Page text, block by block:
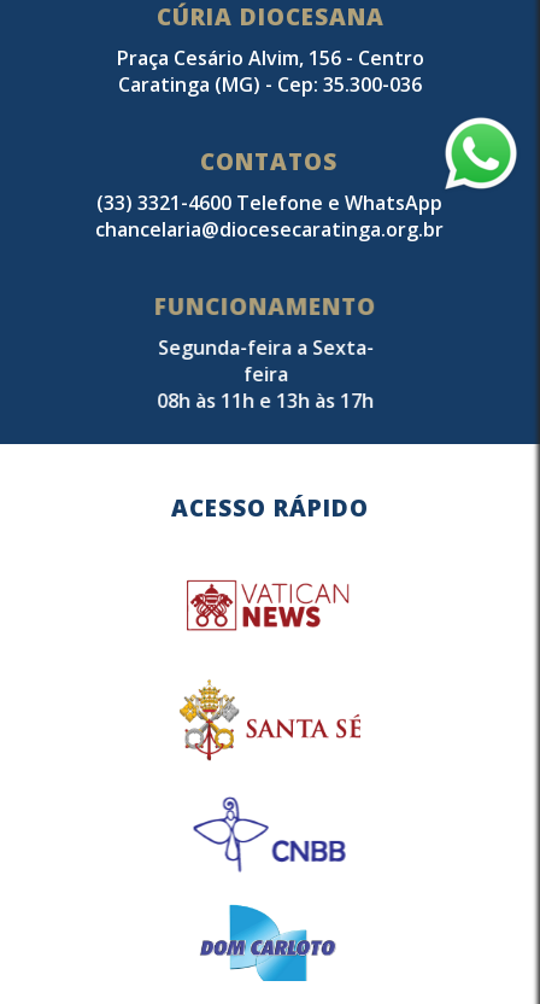
CÚRIA DIOCESANA
Praça Cesário Alvim, 156 - Centro
Caratinga (MG) - Cep: 35.300-036
CONTATOS
(33) 3321-4600 Telefone e WhatsApp
chancelaria@diocesecaratinga.org.br
FUNCIONAMENTO
Segunda-feira a Sexta-
feira
08h às 11h e 13h às 17h
ACESSO RÁPIDO